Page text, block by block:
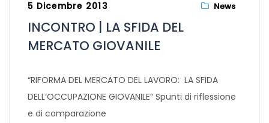
5 Dicembre 2013 News
INCONTRO | LA SFIDA DEL
MERCATO GIOVANILE
“RIFORMA DEL MERCATO DEL LAVORO: LA SFIDA
DELL’OCCUPAZIONE GIOVANILE” Spunti di riflessione
e di comparazione